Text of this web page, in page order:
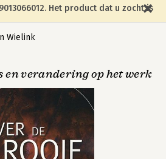
Het product dat u zocht is
en is vervangen door de
Wielink
en verandering op het werk